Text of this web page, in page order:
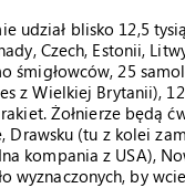
udział blisko 12,5
Czech, Estonii,
śmigłowców, 25
z Wielkiej Brytanii),
Żołnierze będą
Drawsku (tu z kolei
kompania z USA),
wyznaczonych, by